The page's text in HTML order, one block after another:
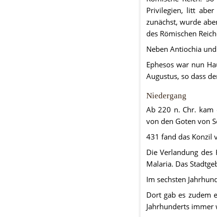
Privilegien, litt
zunächst, wurde
des Römischen
Neben Antiochia
Ephesos war nun
Augustus, so dass
Niedergang
Ab 220 n. Chr. kam
von den Goten von
431 fand das Konzil
Die Verlandung
Malaria. Das
Im sechsten
Dort gab es zudem
Jahrhunderts immer